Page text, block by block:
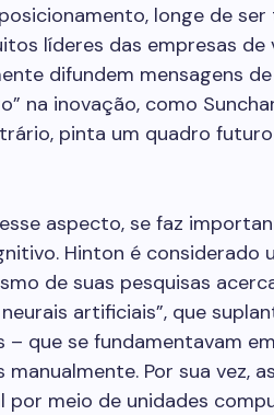
longe de
líderes das empresas de
difundem mensagens
na inovação, como
pinta um quadro
aspecto, se faz
Hinton é considerado
de suas pesquisas
artificiais”, que
– que se fundamentavam
Por sua vez,
meio de unidades